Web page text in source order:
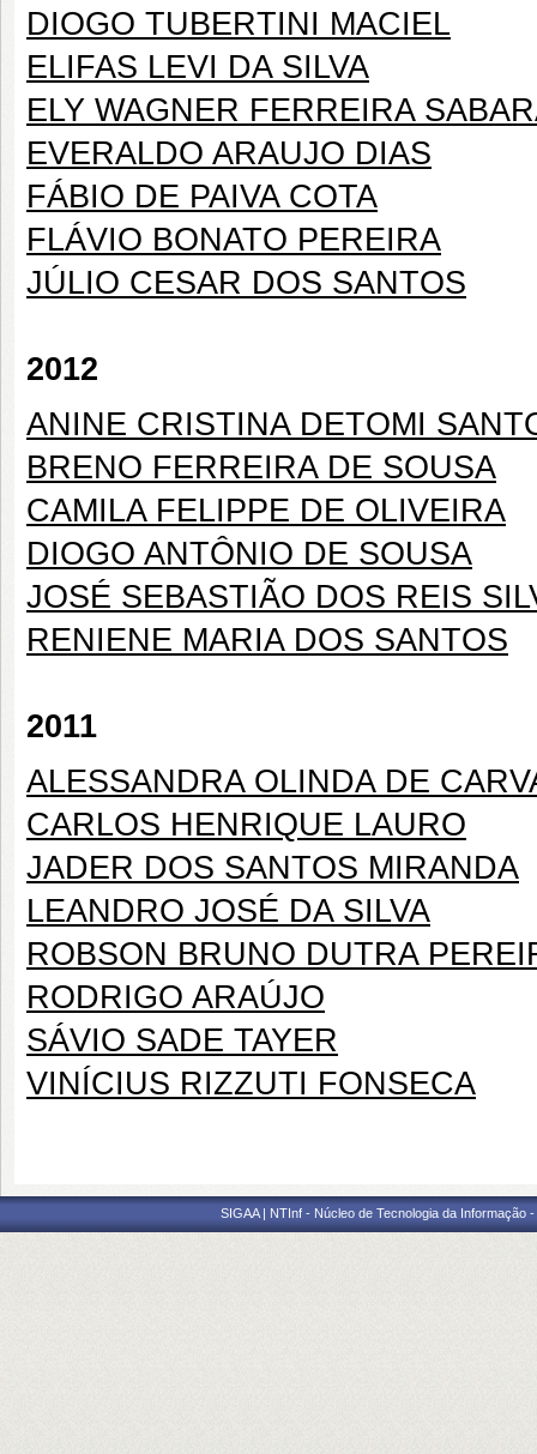
DIOGO TUBERTINI MACIEL
ELIFAS LEVI DA SILVA
ELY WAGNER FERREIRA
EVERALDO ARAUJO DIAS
FÁBIO DE PAIVA COTA
FLÁVIO BONATO PEREIRA
JÚLIO CESAR DOS SANTOS
2012
ANINE CRISTINA DETOMI
BRENO FERREIRA DE SOUSA
CAMILA FELIPPE DE OLIVEIRA
DIOGO ANTÔNIO DE SOUSA
JOSÉ SEBASTIÃO DOS REIS
RENIENE MARIA DOS SANTOS
2011
ALESSANDRA OLINDA DE
CARLOS HENRIQUE LAURO
JADER DOS SANTOS MIRANDA
LEANDRO JOSÉ DA SILVA
ROBSON BRUNO DUTRA
RODRIGO ARAÚJO
SÁVIO SADE TAYER
VINÍCIUS RIZZUTI FONSECA
SIGAA | NTInf - Núcleo de Tecnologia da